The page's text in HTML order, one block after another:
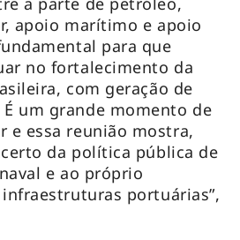
apoio marítimo e apoio
para que
no fortalecimento da
com geração de
um grande momento de
e essa reunião mostra,
da política pública de
e ao próprio
portuárias”,